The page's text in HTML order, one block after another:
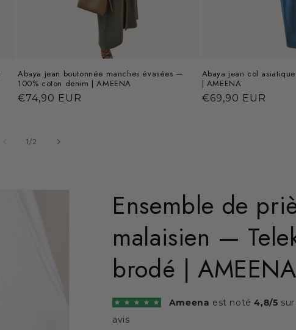
Abaya jean boutonnée manches évasées —
100% coton denim | AMEENA
Prix
€74,90 EUR
Abaya jean col
| AMEENA
Prix
€69,90 EUR
1/de
2
Ensemble de
malaisien —
brodé | AMEENA
Ameena est noté4,8/5
avis